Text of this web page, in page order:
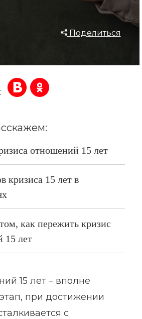
Поделиться
отношений 15 лет
кризиса 15 лет в
как пережить кризис
15 лет
15 лет – вполне
при достижении
с